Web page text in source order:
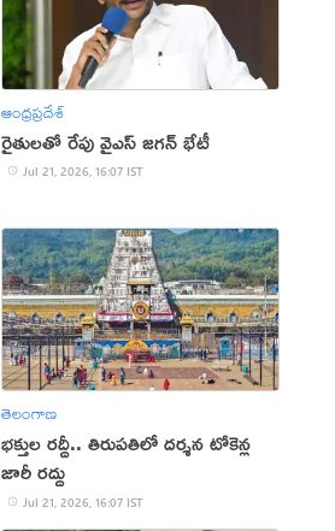
ఆంధ్రప్రదేశ్
రైతులతో రేపు వైఎస్ జగన్ భేటీ
Jul 21, 2026, 16:07 IST
తెలంగాణ
భక్తుల రద్దీ.. తిరుపతిలో దర్శన టోకెన్ల
జారీ రద్దు
Jul 21, 2026, 16:07 IST